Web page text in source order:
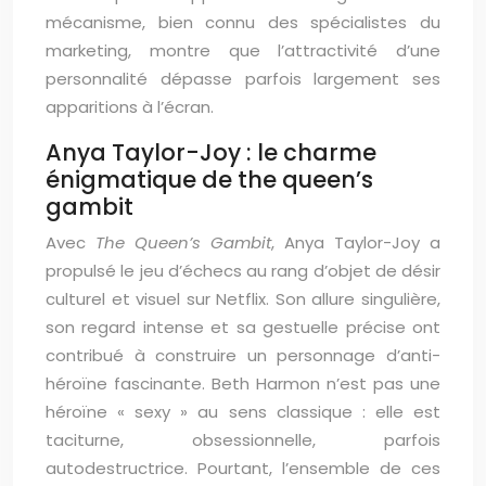
mécanisme, bien connu des spécialistes du
marketing, montre que l’attractivité d’une
personnalité dépasse parfois largement ses
apparitions à l’écran.
Anya Taylor-Joy : le charme
énigmatique de the queen’s
gambit
Avec The Queen’s Gambit, Anya Taylor-Joy a
propulsé le jeu d’échecs au rang d’objet de désir
culturel et visuel sur Netflix. Son allure singulière,
son regard intense et sa gestuelle précise ont
contribué à construire un personnage d’anti-
héroïne fascinante. Beth Harmon n’est pas une
héroïne « sexy » au sens classique : elle est
taciturne, obsessionnelle, parfois
autodestructrice. Pourtant, l’ensemble de ces